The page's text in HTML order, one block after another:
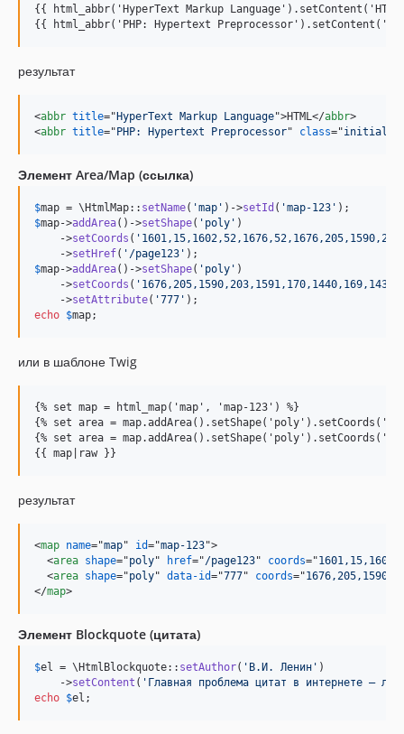
{{ html_abbr('HyperText Markup
{{ html_abbr('PHP: Hypertext
результат
<abbr title="HyperText Markup Language">HTML </abbr>
<abbr title="PHP: Hypertext Preprocessor" class="
Элемент Area/Map (ссылка)
$map = \HtmlMap:: setName( 'map ' )->setId ( 'map-123 '
$map->addArea()->setShape( ' poly ' )
    ->
setCoords ( ' 1601,15,1602,52,1676,52,1676,205,1590,203
    ->
setHref( ' /page123 '
$map->addArea()->setShape( ' poly ' )
    ->
setCoords ( '
    ->
setAttribute( '777 '
echo $map;
или в шаблоне Twig
{% set map = html_map('map', 'map-123') %}
{% set area =
{% set area =
{{ map|raw }}
результат
<map name="map" id="map-123">
<area shape="poly" href="/page123" coords="
<area shape="poly" data-id="777" coords="
</map>
Элемент Blockquote (цитата)
$el = \HtmlBlockquote:: setAuthor( ' В.И. Ленин ' )
    ->
setContent ( ' Главная проблема цитат в интернете –
echo $el ;